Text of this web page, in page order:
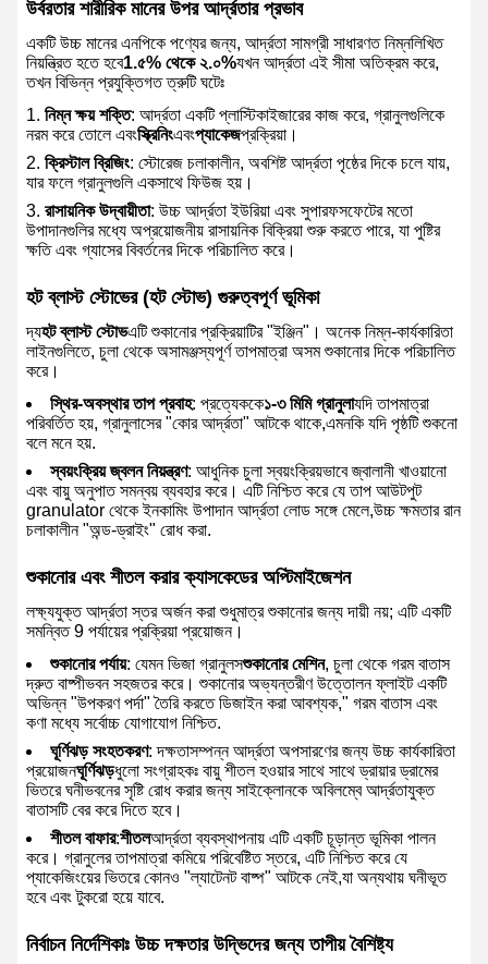
উর্বরতার শারীরিক মানের উপর আর্দ্রতার প্রভাব
একটি উচ্চ মানের এনপিকে পণ্যের জন্য, আর্দ্রতা সামগ্রী সাধারণত নিম্নলিখিত
নিয়ন্ত্রিত হতে হবে1.৫% থেকে ২.০%যখন আর্দ্রতা এই সীমা অতিক্রম করে,
তখন বিভিন্ন প্রযুক্তিগত ত্রুটি ঘটেঃ
নিম্ন ক্ষয় শক্তি: আর্দ্রতা একটি প্লাস্টিকাইজারের কাজ করে, গ্রানুলগুলিকে
নরম করে তোলে এবংস্ক্রিনিংএবংপ্যাকেজপ্রক্রিয়া।
ক্রিস্টাল ব্রিজিং: স্টোরেজ চলাকালীন, অবশিষ্ট আর্দ্রতা পৃষ্ঠের দিকে চলে যায়,
যার ফলে গ্রানুলগুলি একসাথে ফিউজ হয়।
রাসায়নিক উদ্বায়ীতা: উচ্চ আর্দ্রতা ইউরিয়া এবং সুপারফসফেটের মতো
উপাদানগুলির মধ্যে অপ্রয়োজনীয় রাসায়নিক বিক্রিয়া শুরু করতে পারে, যা পুষ্টির
ক্ষতি এবং গ্যাসের বিবর্তনের দিকে পরিচালিত করে।
হট ব্লাস্ট স্টোভের (হট স্টোভ) গুরুত্বপূর্ণ ভূমিকা
দ্যহট ব্লাস্ট স্টোভএটি শুকানোর প্রক্রিয়াটির "ইঞ্জিন"। অনেক নিম্ন-কার্যকারিতা
লাইনগুলিতে, চুলা থেকে অসামঞ্জস্যপূর্ণ তাপমাত্রা অসম শুকানোর দিকে পরিচালিত
করে।
স্থির-অবস্থার তাপ প্রবাহ: প্রত্যেককে১-৩ মিমি গ্রানুলাযদি তাপমাত্রা
পরিবর্তিত হয়, গ্রানুলাসের "কোর আর্দ্রতা" আটকে থাকে,এমনকি যদি পৃষ্ঠটি শুকনো
বলে মনে হয়.
স্বয়ংক্রিয় জ্বলন নিয়ন্ত্রণ: আধুনিক চুলা স্বয়ংক্রিয়ভাবে জ্বালানী খাওয়ানো
এবং বায়ু অনুপাত সমন্বয় ব্যবহার করে। এটি নিশ্চিত করে যে তাপ আউটপুট
granulator থেকে ইনকামিং উপাদান আর্দ্রতা লোড সঙ্গে মেলে,উচ্চ ক্ষমতার রান
চলাকালীন "অন্ড-ড্রাইং" রোধ করা.
শুকানোর এবং শীতল করার ক্যাসকেডের অপ্টিমাইজেশন
লক্ষ্যযুক্ত আর্দ্রতা স্তর অর্জন করা শুধুমাত্র শুকানোর জন্য দায়ী নয়; এটি একটি
সমন্বিত 9 পর্যায়ের প্রক্রিয়া প্রয়োজন।
শুকানোর পর্যায়: যেমন ভিজা গ্রানুলসশুকানোর মেশিন, চুলা থেকে গরম বাতাস
দ্রুত বাষ্পীভবন সহজতর করে। শুকানোর অভ্যন্তরীণ উত্তোলন ফ্লাইট একটি
অভিন্ন "উপকরণ পর্দা" তৈরি করতে ডিজাইন করা আবশ্যক," গরম বাতাস এবং
কণা মধ্যে সর্বোচ্চ যোগাযোগ নিশ্চিত.
ঘূর্ণিঝড় সংহতকরণ: দক্ষতাসম্পন্ন আর্দ্রতা অপসারণের জন্য উচ্চ কার্যকারিতা
প্রয়োজনঘূর্ণিঝড়ধুলো সংগ্রাহকঃ বায়ু শীতল হওয়ার সাথে সাথে ড্রায়ার ড্রামের
ভিতরে ঘনীভবনের সৃষ্টি রোধ করার জন্য সাইক্লোনকে অবিলম্বে আর্দ্রতাযুক্ত
বাতাসটি বের করে দিতে হবে।
শীতল বাফার:শীতলআর্দ্রতা ব্যবস্থাপনায় এটি একটি চূড়ান্ত ভূমিকা পালন
করে। গ্রানুলের তাপমাত্রা কমিয়ে পরিবেষ্টিত স্তরে, এটি নিশ্চিত করে যে
প্যাকেজিংয়ের ভিতরে কোনও "ল্যাটেনট বাষ্প" আটকে নেই,যা অন্যথায় ঘনীভূত
হবে এবং টুকরো হয়ে যাবে.
নির্বাচন নির্দেশিকাঃ উচ্চ দক্ষতার উদ্ভিদের জন্য তাপীয় বৈশিষ্ট্য